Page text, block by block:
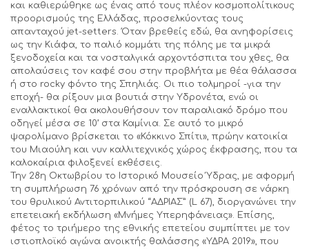
και καθιερώθηκε ως ένας από τους πλέον κοσμοπολίτικους
προορισμούς της Ελλάδας, προσελκύοντας τους
απανταχού jet-setters. Όταν βρεθείς εδώ, θα ανηφορίσεις
ως την Κιάφα, το παλιό κομμάτι της πόλης με τα μικρά
ξενοδοχεία και τα νοσταλγικά αρχοντόσπιτα του χθες, θα
απολαύσεις τον καφέ σου στην προβλήτα με θέα θάλασσα
ή στο rocky φόντο της Σπηλιάς. Οι πιο τολμηροί -για την
εποχή- θα ρίξουν μια βουτιά στην Υδρονέτα, ενώ οι
εναλλακτικοί θα ακολουθήσουν τον παραλιακό δρόμο που
οδηγεί μέσα σε 10’ στα Καμίνια. Σε αυτό το μικρό
ψαρολίμανο βρίσκεται το «Κόκκινο Σπίτι», πρώην κατοικία
του Μιαούλη και νυν καλλιτεχνικός χώρος έκφρασης, που τα
καλοκαίρια φιλοξενεί εκθέσεις.
Την 28η Οκτωβρίου το Ιστορικό Μουσείο Ύδρας, με αφορμή
τη συμπλήρωση 76 χρόνων από την πρόσκρουση σε νάρκη
του θρυλικού Αντιτορπιλικού “ΑΔΡΙΑΣ” (L 67), διοργανώνει την
επετειακή εκδήλωση «Μνήμες Υπερηφάνειας». Επίσης,
φέτος το τριήμερο της εθνικής επετείου συμπίπτει με τον
ιστιοπλοϊκό αγώνα ανοικτής θαλάσσης «ΥΔΡΑ 2019», που